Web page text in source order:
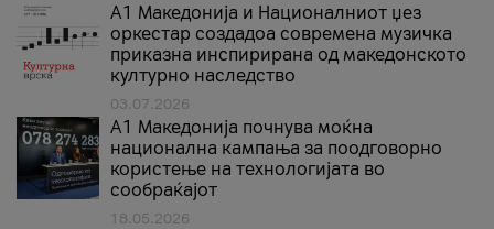
А1 Македонија и Националниот џез
оркестар создадоа современа музичка
приказна инспирирана од македонското
културно наследство
03.07.2026
A1 Македонија почнува моќна
национална кампања за поодговорно
користење на технологијата во
сообраќајот
18.05.2026